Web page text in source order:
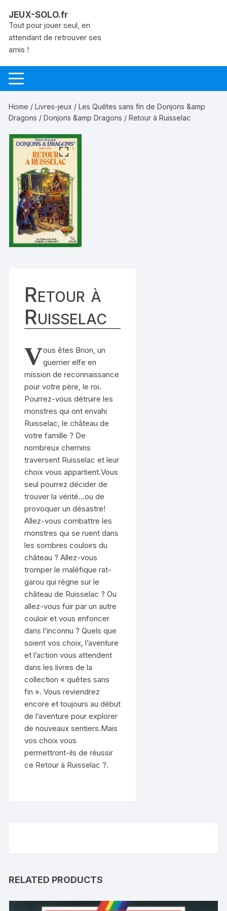
contenu
JEUX-SOLO.fr
Tout pour jouer seul, en
attendant de retrouver ses
amis !
Home /Livres-jeux /Les Quêtes sans fin de Donjons &amp
Dragons /Donjons &amp Dragons / Retour à Ruisselac
Retour à
Ruisselac
Vous êtes Brion, un
guerrier elfe en
mission de reconnaissance
pour votre père, le roi.
Pourrez-vous détruire les
monstres qui ont envahi
Ruisselac, le château de
votre famille ? De
nombreux chemins
traversent Ruisselac et leur
choix vous appartient.Vous
seul pourrez décider de
trouver la vérité…ou de
provoquer un désastre!
Allez-vous combattre les
monstres qui se ruent dans
les sombres couloirs du
château ? Allez-vous
tromper le maléfique rat-
garou qui règne sur le
château de Ruisselac ? Ou
allez-vous fuir par un autre
couloir et vous enfoncer
dans l’inconnu ? Quels que
soient vos choix, l’aventure
et l’action vous attendent
dans les livres de la
collection « quêtes sans
fin ». Vous reviendrez
encore et toujours au début
de l’aventure pour explorer
de nouveaux sentiers.Mais
vos choix vous
permettront-ils de réussir
ce Retour à Ruisselac ?.
RELATED PRODUCTS